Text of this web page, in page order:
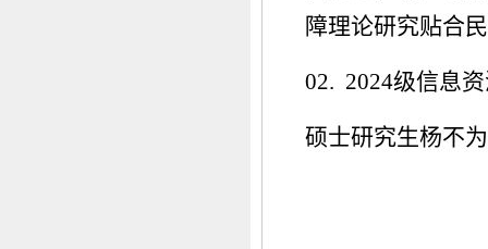
障理论研究贴合
02. 2024级信息
硕士研究生杨不为